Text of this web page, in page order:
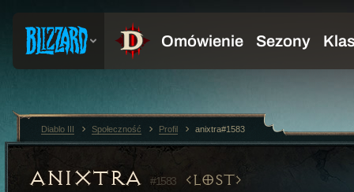
ANIXTRA #1583 LOST
Diablo III Społeczność Profil anixtra#1583